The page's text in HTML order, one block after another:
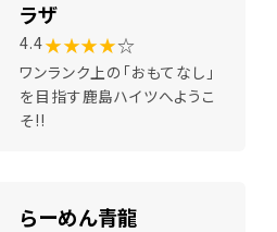
ラザ
4.4★★★★☆
ワンランク上の「おもてなし」
を目指す鹿島ハイツへようこ
そ!!
らーめん青龍